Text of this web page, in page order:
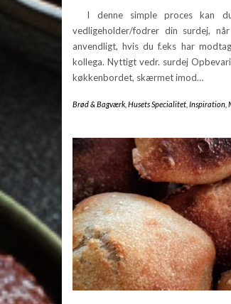
I denne simple proces kan
vedligeholder/fodrer din surdej,
anvendligt, hvis du f.eks har
kollega. Nyttigt vedr. surdej
køkkenbordet, skærmet imod…
Brød & Bagværk Husets Specialitet Inspiration